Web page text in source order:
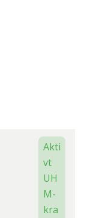
Akti
vt
UH
M-
kra